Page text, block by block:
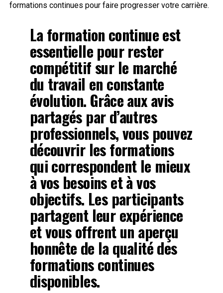
formations continues pour faire progresser votre carrière.
La formation continue est
essentielle pour rester
compétitif sur le marché
du travail en constante
évolution. Grâce aux avis
partagés par d’autres
professionnels, vous pouvez
découvrir les formations
qui correspondent le mieux
à vos besoins et à vos
objectifs. Les participants
partagent leur expérience
et vous offrent un aperçu
honnête de la qualité des
formations continues
disponibles.